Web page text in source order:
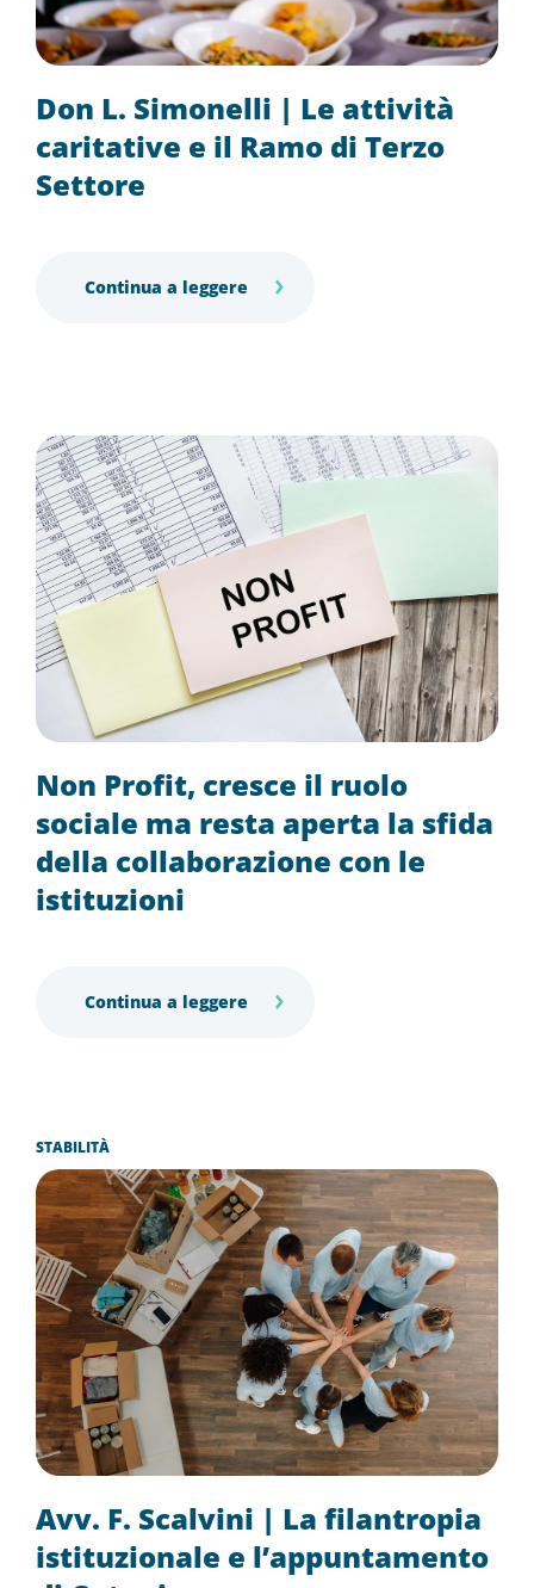
Don L. Simonelli | Le attività
caritative e il Ramo di Terzo
Settore
Continua a leggere
Non Profit, cresce il ruolo
sociale ma resta aperta la sfida
della collaborazione con le
istituzioni
Continua a leggere
Avv. F. Scalvini | La filantropia
istituzionale e l’appuntamento
STABILITÀ